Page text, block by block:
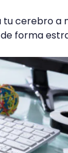
tu cerebro a
forma